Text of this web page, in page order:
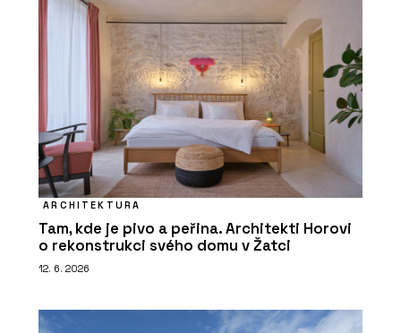
ARCHITEKTURA
Tam, kde je pivo a peřina. Architekti Horovi
o rekonstrukci svého domu v Žatci
12. 6. 2026